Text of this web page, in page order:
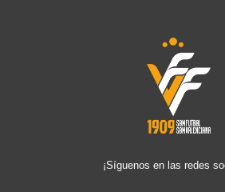
¡Síguenos en las redes